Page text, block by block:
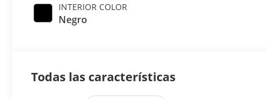
INTERIOR COLOR
Negro
Todas las características